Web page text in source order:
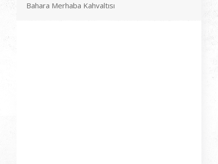
Bahara Merhaba Kahvaltısı